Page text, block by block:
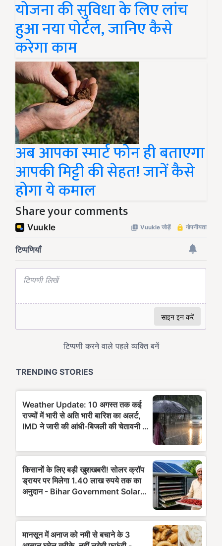
योजना की सुविधा के लिए लांच
हुआ नया पोर्टल, जानिए कैसे
करेगा काम
अब आपका स्मार्ट फोन ही बताएगा
आपकी मिट्टी की सेहत! जानें कैसे
होगा ये कमाल
Share your comments